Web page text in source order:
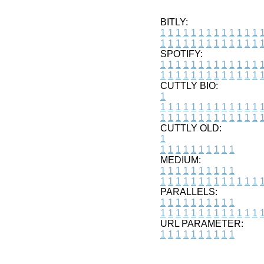
BITLY:
1 1 1 1 1 1 1 1 1 1 1 1 1 1
1 1 1 1 1 1 1 1 1 1 1 1 1 1
SPOTIFY:
1 1 1 1 1 1 1 1 1 1 1 1 1 1
1 1 1 1 1 1 1 1 1 1 1 1 1 1
CUTTLY BIO:
1
1 1 1 1 1 1 1 1 1 1 1 1 1 1
1 1 1 1 1 1 1 1 1 1 1 1 1 1
CUTTLY OLD:
1
1 1 1 1 1 1 1 1 1 1
MEDIUM:
1 1 1 1 1 1 1 1 1 1
1 1 1 1 1 1 1 1 1 1 1 1 1 1
PARALLELS:
1 1 1 1 1 1 1 1 1 1
1 1 1 1 1 1 1 1 1 1 1 1 1 1
URL PARAMETER:
1 1 1 1 1 1 1 1 1 1